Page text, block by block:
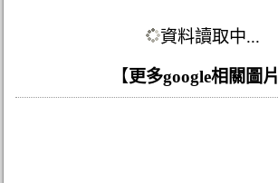
資料讀取中...
【更多google相關圖片